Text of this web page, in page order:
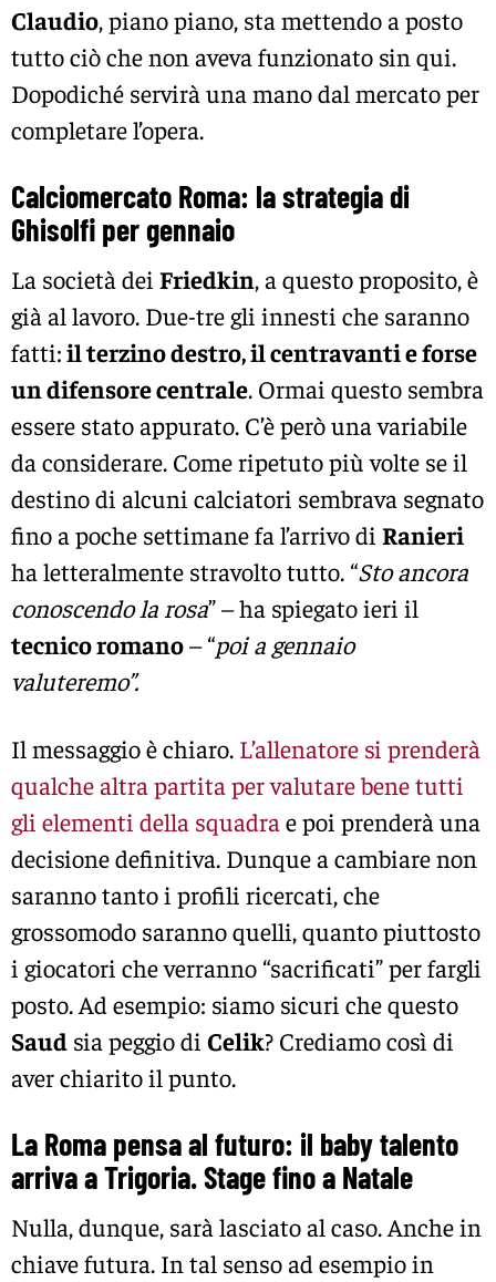
Claudio, piano piano, sta mettendo a posto
tutto ciò che non aveva funzionato sin qui.
Dopodiché servirà una mano dal mercato per
completare l’opera.
Calciomercato Roma: la strategia di
Ghisolfi per gennaio
La società dei Friedkin, a questo proposito, è
già al lavoro. Due-tre gli innesti che saranno
fatti:il terzino destro, il centravanti e forse
un difensore centrale. Ormai questo sembra
essere stato appurato. C’è però una variabile
da considerare. Come ripetuto più volte se il
destino di alcuni calciatori sembrava segnato
fino a poche settimane fa l’arrivo di Ranieri
ha letteralmente stravolto tutto. “Sto ancora
conoscendo la rosa” – ha spiegato ieri il
tecnico romano– “poi a gennaio
valuteremo”.
Il messaggio è chiaro. L’allenatore si prenderà
qualche altra partita per valutare bene tutti
gli elementi della squadra e poi prenderà una
decisione definitiva. Dunque a cambiare non
saranno tanto i profili ricercati, che
grossomodo saranno quelli, quanto piuttosto
i giocatori che verranno “sacrificati” per fargli
posto. Ad esempio: siamo sicuri che questo
Saud sia peggio di Celik? Crediamo così di
aver chiarito il punto.
La Roma pensa al futuro: il baby talento
arriva a Trigoria. Stage fino a Natale
Nulla, dunque, sarà lasciato al caso. Anche in
chiave futura. In tal senso ad esempio in